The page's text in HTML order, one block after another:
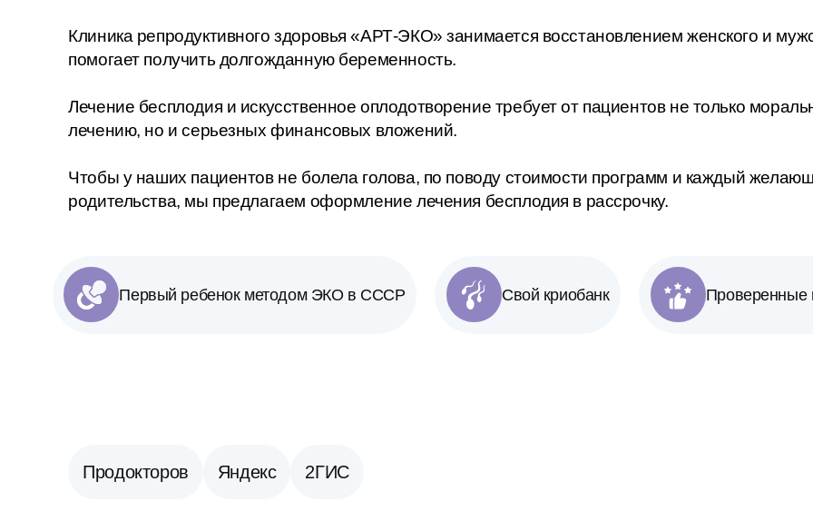
Клиника репродуктивного здоровья «АРТ-ЭКО» занимается восстановлением женского и
помогает получить долгожданную беременность.
Лечение бесплодия и искусственное оплодотворение требует от пациентов не только
лечению, но и серьезных финансовых вложений.
Чтобы у наших пациентов не болела голова, по поводу стоимости программ и каждый
родительства, мы предлагаем оформление лечения бесплодия в рассрочку.
Первый ребенок методом ЭКО в СССР Свой криобанк Проверенные
Продокторов Яндекс 2ГИС